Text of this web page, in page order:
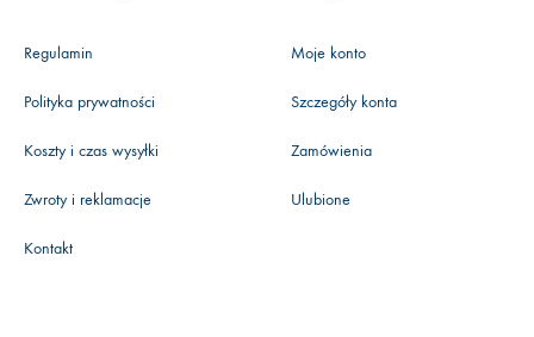
Regulamin
Polityka prywatności
Koszty i czas wysyłki
Zwroty i reklamacje
Kontakt
Moje konto
Szczegóły konta
Zamówienia
Ulubione